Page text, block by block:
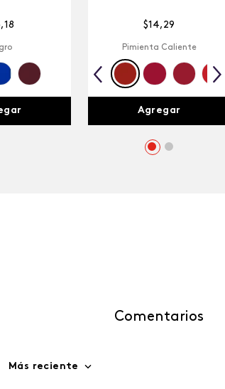
,18 $14, 29
Pimienta Caliente
Agregar
Comentarios
Más reciente